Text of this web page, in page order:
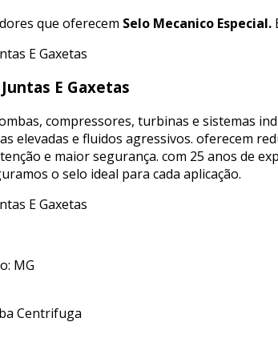
que oferecem Selo Mecanico Especial.
E Gaxetas
compressores, turbinas e sistemas
elevadas e fluidos agressivos. oferecem
e maior segurança. com 25 anos de
o selo ideal para cada aplicação.
MG